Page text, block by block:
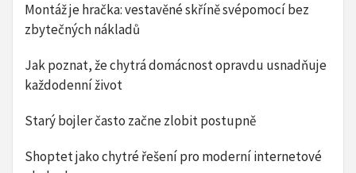
Montáž je hračka: vestavěné skříně svépomocí bez
zbytečných nákladů
Jak poznat, že chytrá domácnost opravdu usnadňuje
každodenní život
Starý bojler často začne zlobit postupně
Shoptet jako chytré řešení pro moderní internetové